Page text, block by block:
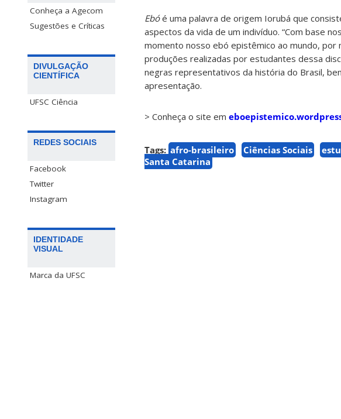
Conheça a Agecom
Sugestões e Críticas
DIVULGAÇÃO
CIENTÍFICA
UFSC Ciência
REDES SOCIAIS
Facebook
Twitter
Instagram
IDENTIDADE
VISUAL
Marca da UFSC
Ebóé uma palavra de origem Iorubá que
aspectos da vida de um indivíduo. “Com base
momento nosso ebó epistêmico ao mundo,
produções realizadas por estudantes dessa
negras representativos da história do Brasil,
apresentação.
> Conheça o site em
Tags: afro-brasileiro Ciências Sociais
Santa Catarina